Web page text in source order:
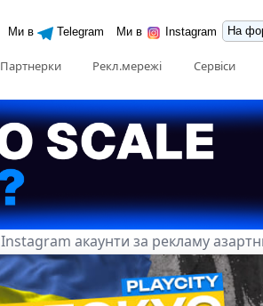
Ми в Telegram Ми в Instagram На
Партнерки Рекл.мережі Сервіси
акаунти за рекламу